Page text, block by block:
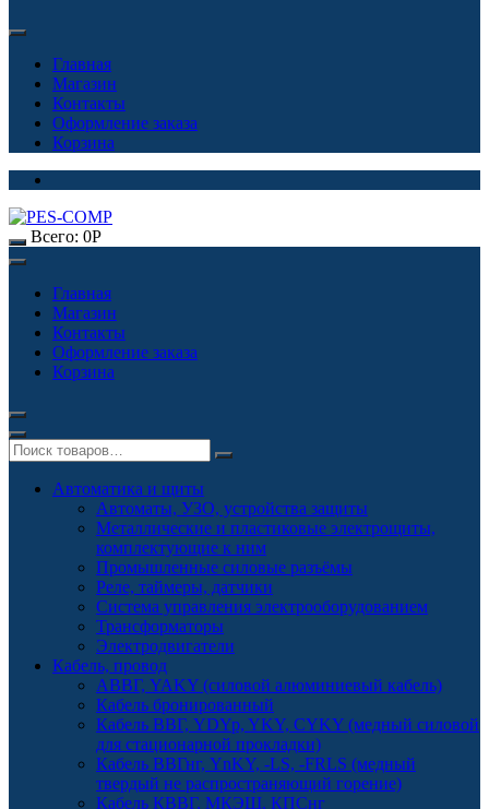
Главная
Магазин
Контакты
Оформление заказа
Корзина
Всего: 0Р
Главная
Магазин
Контакты
Оформление заказа
Корзина
Автоматика и щиты
Автоматы, УЗО, устройства защиты
Металлические и пластиковые электрощиты,
комплектующие к ним
Промышленные силовые разъёмы
Реле, таймеры, датчики
Система управления электрооборудованием
Трансформаторы
Электродвигатели
Кабель, провод
АВВГ, YAKY (силовой алюминиевый кабель)
Кабель бронированный
Кабель ВВГ, YDYp, YKY, CYKY (медный силовой
для стационарной прокладки)
Кабель ВВГнг, YnKY, -LS, -FRLS (медный
твердый не распространяющий горение)
Кабель КВВГ, МКЭШ, КПСнг